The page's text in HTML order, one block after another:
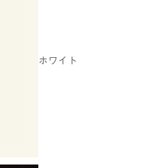
ホワイト